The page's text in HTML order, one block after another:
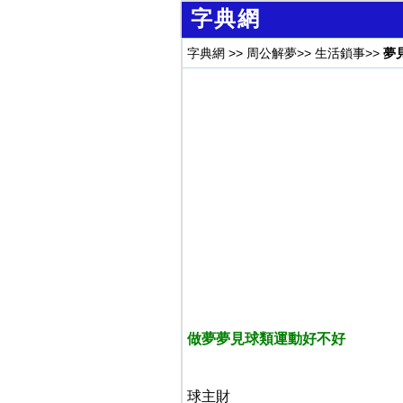
字典網
字典網 >> 周公解夢>> 生活鎖事>> 夢
做夢夢見球類運動好不好
球主財